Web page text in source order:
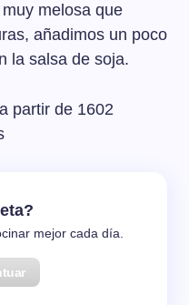
melosa que
añadimos un poco
la salsa de soja.
partir de 1602
mejor cada día.